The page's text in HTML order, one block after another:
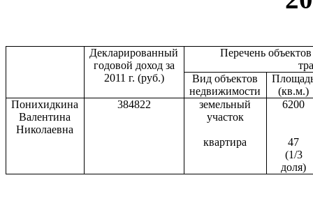
Декларированный
годовой доход за
2011 г. (руб.)
Перечень
Вид объектов
недвижимости
(кв.м.)
Понихидкина
Валентина
Николаевна
384822
земельный
участок
квартира
6200
47
(1/3
доля)